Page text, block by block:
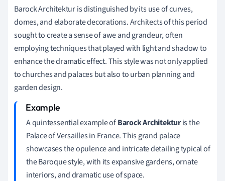
Barock Architektur is distinguished by its use of curves,
domes, and elaborate decorations. Architects of this period
sought to create a sense of awe and grandeur, often
employing techniques that played with light and shadow to
enhance the dramatic effect. This style was not only applied
to churches and palaces but also to urban planning and
garden design.
A quintessential example ofBarock Architekturis the
Palace of Versailles in France. This grand palace
showcases the opulence and intricate detailing typical of
the Baroque style, with its expansive gardens, ornate
interiors, and dramatic use of space.